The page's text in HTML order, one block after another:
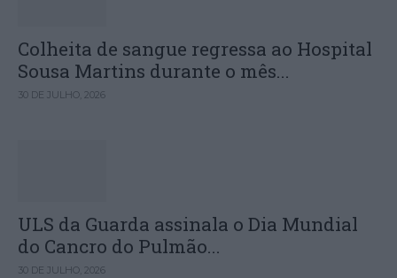
Colheita de sangue regressa ao Hospital
Sousa Martins durante o mês...
30 DE JULHO, 2026
ULS da Guarda assinala o Dia Mundial
do Cancro do Pulmão...
30 DE JULHO, 2026